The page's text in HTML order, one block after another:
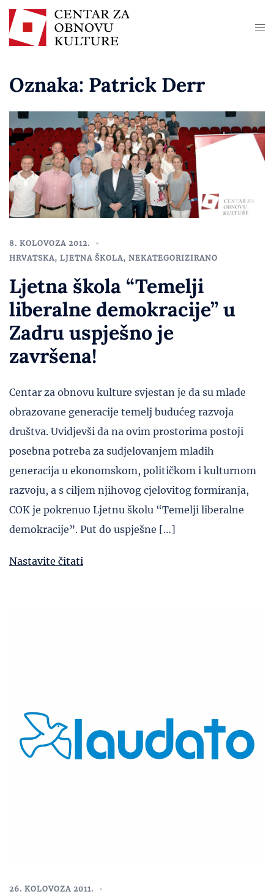
Oznaka: Patrick Derr
8. KOLOVOZA 2012.
HRVATSKA, LJETNA ŠKOLA, NEKATEGORIZIRANO
Ljetna škola “Temelji
liberalne demokracije” u
Zadru uspješno je
završena!
Centar za obnovu kulture svjestan je da su mlade
obrazovane generacije temelj budućeg razvoja
društva. Uvidjevši da na ovim prostorima postoji
posebna potreba za sudjelovanjem mladih
generacija u ekonomskom, političkom i kulturnom
razvoju, a s ciljem njihovog cjelovitog formiranja,
COK je pokrenuo Ljetnu školu “Temelji liberalne
demokracije”. Put do uspješne […]
Nastavite čitati
26. KOLOVOZA 2011.